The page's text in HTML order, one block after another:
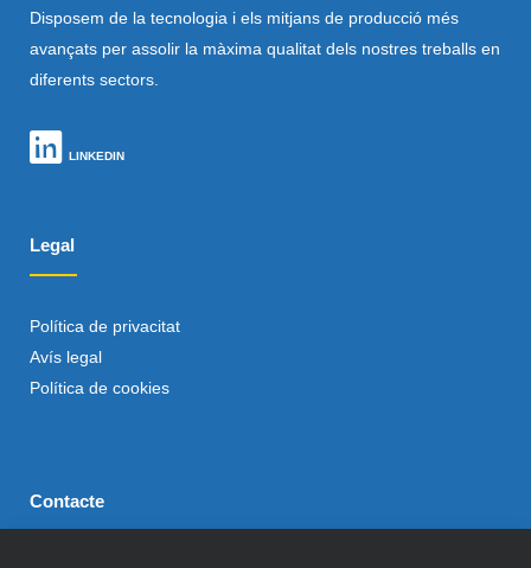
Disposem de la tecnologia i els mitjans de producció més
avançats per assolir la màxima qualitat dels nostres treballs en
diferents sectors.
LINKEDIN
Legal
Política de privacitat
Avís legal
Política de cookies
Contacte